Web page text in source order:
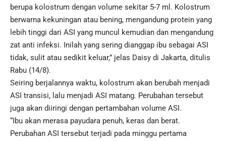
berupa kolostrum dengan volume sekitar 5-7 ml. Kolostrum
berwarna kekuningan atau bening, mengandung protein yang
lebih tinggi dari ASI yang muncul kemudian dan mengandung
zat anti infeksi. Inilah yang sering dianggap ibu sebagai ASI
tidak, sulit atau sedikit keluar,” jelas Daisy di Jakarta, ditulis
Rabu (14/8).
Seiring berjalannya waktu, kolostrum akan berubah menjadi
ASI transisi, lalu menjadi ASI matang. Perubahan tersebut
juga akan diiringi dengan pertambahan volume ASI.
“Ibu akan merasa payudara penuh, keras dan berat.
Perubahan ASI tersebut terjadi pada minggu pertama